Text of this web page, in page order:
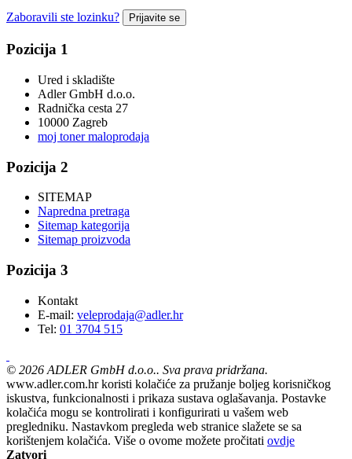
Zaboravili ste lozinku? Prijavite se
Pozicija 1
Ured i skladište
Adler GmbH d.o.o.
Radnička cesta 27
10000 Zagreb
moj toner maloprodaja
Pozicija 2
SITEMAP
Napredna pretraga
Sitemap kategorija
Sitemap proizvoda
Pozicija 3
Kontakt
E-mail: veleprodaja@adler.hr
Tel: 01 3704 515
© 2026 ADLER GmbH d.o.o.. Sva prava pridržana.
www.adler.com.hr koristi kolačiće za pružanje boljeg korisničkog
iskustva, funkcionalnosti i prikaza sustava oglašavanja. Postavke
kolačića mogu se kontrolirati i konfigurirati u vašem web
pregledniku. Nastavkom pregleda web stranice slažete se sa
korištenjem kolačića. Više o ovome možete pročitati ovdje
Zatvori